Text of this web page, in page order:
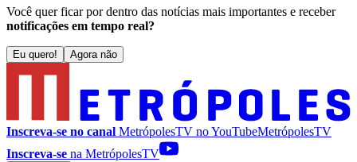
Você quer ficar por dentro das notícias mais importantes e receber
notificações em tempo real?
Eu quero! Agora não
Inscreva-se no canal MetrópolesTV noYouTubeMetrópolesTV
Inscreva-se na MetrópolesTV